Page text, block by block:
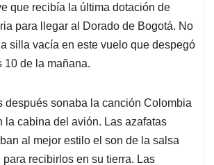
que recibía la última dotación de
para llegar al Dorado de Bogotá. No
silla vacía en este vuelo que despegó
10 de la mañana.
después sonaba la canción Colombia
la cabina del avión. Las azafatas
al mejor estilo el son de la salsa
recibirlos en su tierra. Las